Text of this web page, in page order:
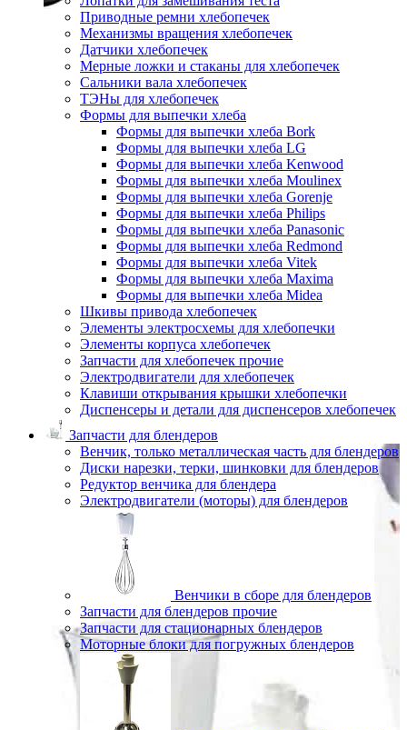
Приводные ремни хлебопечек
Механизмы вращения хлебопечек
Датчики хлебопечек
Мерные ложки и стаканы для хлебопечек
Сальники вала хлебопечек
ТЭНы для хлебопечек
Формы для выпечки хлеба
Формы для выпечки хлеба Bork
Формы для выпечки хлеба LG
Формы для выпечки хлеба Kenwood
Формы для выпечки хлеба Moulinex
Формы для выпечки хлеба Gorenje
Формы для выпечки хлеба Philips
Формы для выпечки хлеба Panasonic
Формы для выпечки хлеба Redmond
Формы для выпечки хлеба Vitek
Формы для выпечки хлеба Maxima
Формы для выпечки хлеба Midea
Шкивы привода хлебопечек
Элементы электросхемы для хлебопечки
Элементы корпуса хлебопечек
Запчасти для хлебопечек прочие
Электродвигатели для хлебопечек
Клавиши открывания крышки хлебопечки
Диспенсеры и детали для диспенсеров хлебопечек
Запчасти для блендеров
Венчик, только металлическая часть для блендеров
Диски нарезки, терки, шинковки для блендеров
Редуктор венчика для блендера
Электродвигатели (моторы) для блендеров
Венчики в сборе для блендеров
Запчасти для блендеров прочие
Запчасти для стационарных блендеров
Моторные блоки для погружных блендеров